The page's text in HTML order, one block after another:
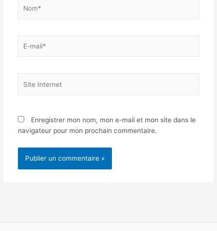
mail*
Internet
Enregistrer mon nom, mon e-mail et mon site dans le
navigateur pour mon prochain commentaire.